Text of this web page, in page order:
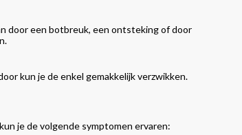
door een botbreuk, een ontsteking of door
kun je de enkel gemakkelijk verzwikken.
je de volgende symptomen ervaren: